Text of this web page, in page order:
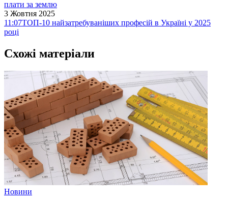
плати за землю
3 Жовтня 2025
11:07ТОП-10 найзатребуваніших професій в Україні у 2025
році
Схожі матеріали
Новини